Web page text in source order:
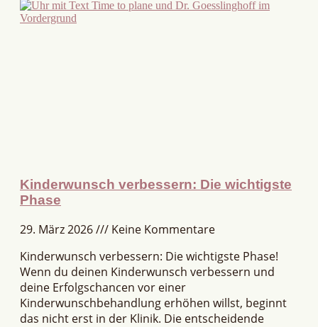
Kinderwunsch verbessern: Die wichtigste
Phase
29. März 2026
Keine Kommentare
Kinderwunsch verbessern: Die wichtigste Phase!
Wenn du deinen Kinderwunsch verbessern und
deine Erfolgschancen vor einer
Kinderwunschbehandlung erhöhen willst, beginnt
das nicht erst in der Klinik. Die entscheidende